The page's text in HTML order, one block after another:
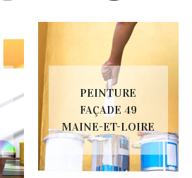
PEINTURE
FAÇADE 49
MAINE-ET-LOIRE